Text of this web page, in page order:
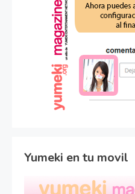
Yumeki en tu movil